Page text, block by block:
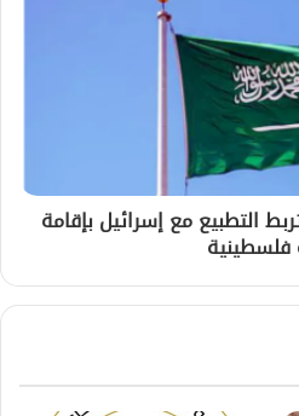
التطبيع مع إسرائيل بإقامة
فلسطينية